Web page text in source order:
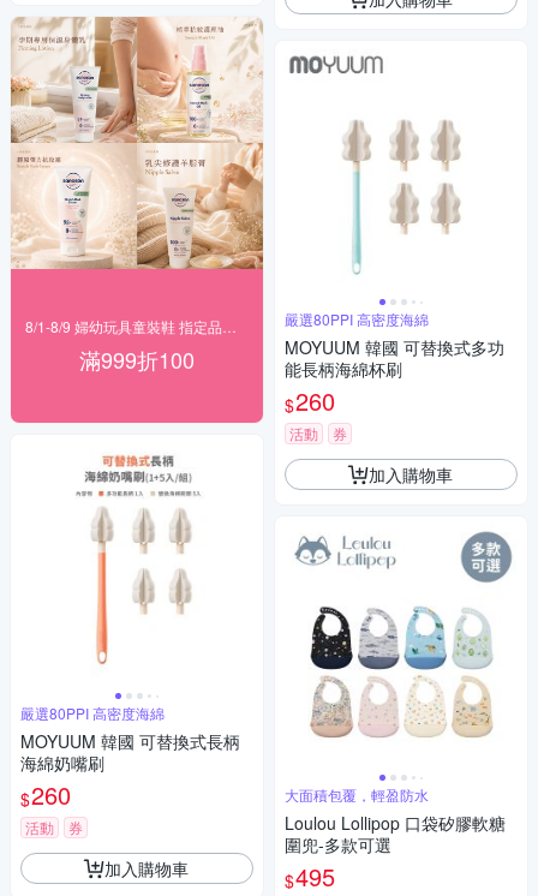
滿999折100
嚴選80PPI 高密度海綿
MOYUUM 韓國 可替換式長柄
海綿奶嘴刷
$260
活動 券
加入購物車
嚴選80PPI 高密度海綿
MOYUUM 韓國 可替換式多功
能長柄海綿杯刷
$260
活動 券
加入購物車
大面積包覆，輕盈防水
Loulou Lollipop 口袋矽膠軟糖
圍兜-多款可選
$495